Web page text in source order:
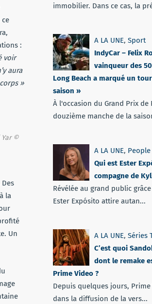
ce
:
voir
aura
»
Yar ©
la
Un
immobilier. Dans ce cas, la
A LA UNE, Sport
IndyCar – Felix
vainqueur des
Long Beach a marqué un
saison »
À l'occasion du Grand Prix de
douzième manche de la
A LA UNE, People
Qui est Ester
compagne de
Révélée au grand public
Ester Expósito attire autan...
A LA UNE, Séries
C’est quoi
dont le remake
Prime Video ?
Depuis quelques jours,
dans la diffusion de la vers...